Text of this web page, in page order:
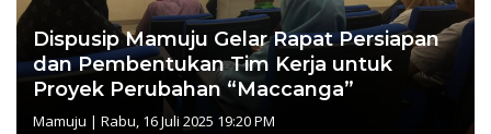
Dispusip Mamuju Gelar Rapat Persiapan
dan Pembentukan Tim Kerja untuk
Proyek Perubahan “Maccanga”
Mamuju | Rabu, 16 Juli 2025 19:20 PM